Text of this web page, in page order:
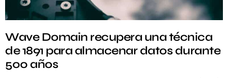
Wave Domain recupera una técnica
de 1891 para almacenar datos durante
500 años